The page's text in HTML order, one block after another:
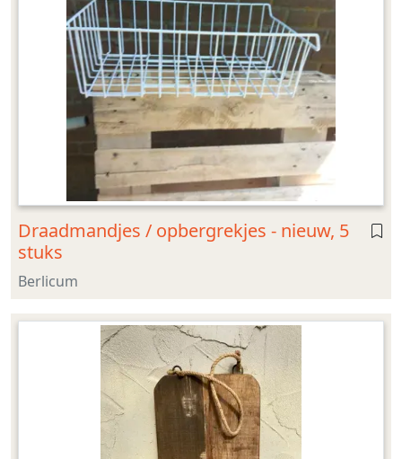
Draadmandjes / opbergrekjes - nieuw, 5
stuks
Berlicum